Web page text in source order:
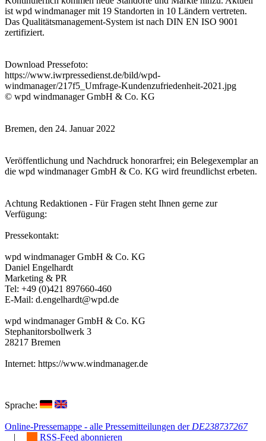
ist wpd windmanager mit 19 Standorten in 10 Ländern vertreten.
Das Qualitätsmanagement-System ist nach DIN EN ISO 9001
zertifiziert.
Download Pressefoto:
https://www.iwrpressedienst.de/bild/wpd-
windmanager/217f5_Umfrage-Kundenzufriedenheit-2021.jpg
© wpd windmanager GmbH & Co. KG
Bremen, den 24. Januar 2022
Veröffentlichung und Nachdruck honorarfrei; ein Belegexemplar an
die wpd windmanager GmbH & Co. KG wird freundlichst erbeten.
Achtung Redaktionen - Für Fragen steht Ihnen gerne zur
Verfügung:
Pressekontakt:
wpd windmanager GmbH & Co. KG
Daniel Engelhardt
Marketing & PR
Tel: +49 (0)421 897660-460
E-Mail: d.engelhardt@wpd.de
wpd windmanager GmbH & Co. KG
Stephanitorsbollwerk 3
28217 Bremen
Internet: https://www.windmanager.de
Sprache:
Online-Pressemappe - alle Pressemitteilungen der DE238737267
|
RSS-Feed abonnieren